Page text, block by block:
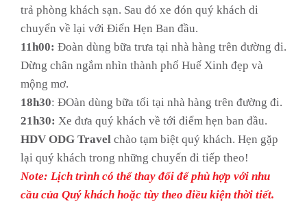
trả phòng khách sạn. Sau đó xe đón quý khách di
chuyển về lại với Điển Hẹn Ban đầu.
11h00: Đoàn dùng bữa trưa tại nhà hàng trên đường đi.
Dừng chân ngắm nhìn thành phố Huế Xinh đẹp và
mộng mơ.
18h30: ĐOàn dùng bữa tối tại nhà hàng trên đường đi.
21h30: Xe đưa quý khách về tới điểm hẹn ban đầu.
HDV ODG Travel chào tạm biệt quý khách. Hẹn gặp
lại quý khách trong những chuyến đi tiếp theo!
Note: Lịch trình có thể thay đổi để phù hợp với nhu
cầu của Quý khách hoặc tùy theo điều kiện thời tiết.